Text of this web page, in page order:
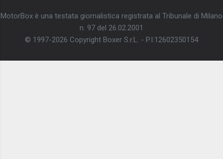
MotorBox è una testata giornalistica registrata al Tribunale di Milano
n. 97 del 26.02.2001
© 1997-2026 Copyright Boxer S.r.L. - P.I:12602350154